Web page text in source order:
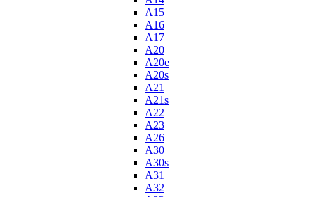
A15
A16
A17
A20
A20e
A20s
A21
A21s
A22
A23
A26
A30
A30s
A31
A32